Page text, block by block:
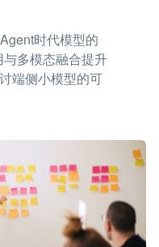
时代模型的
多模态融合提升
端侧小模型的可